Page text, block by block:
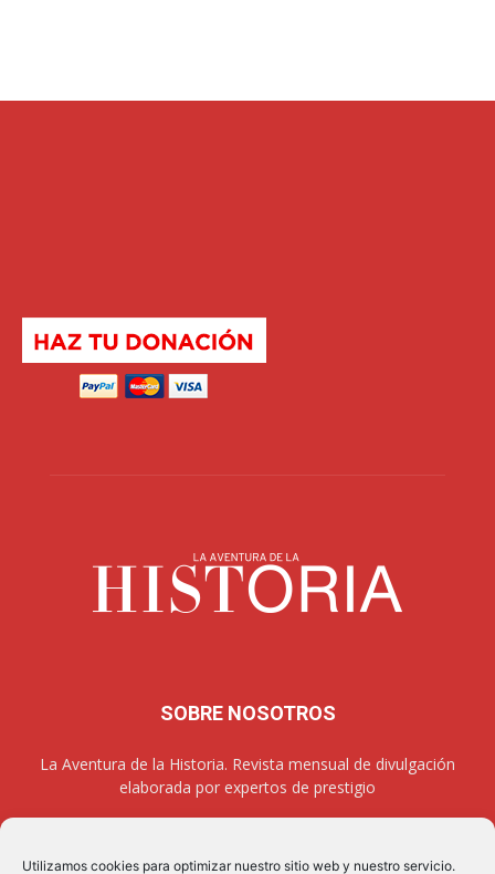
Utilizamos cookies para optimizar nuestro sitio web y nuestro servicio.
SOBRE NOSOTROS
La Aventura de la Historia. Revista mensual de divulgación
elaborada por expertos de prestigio